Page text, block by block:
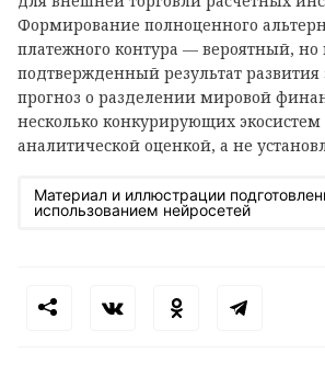
Формирование полноценного
платежного контура — вероятный, но
подтвержденный результат
прогноз о разделении мировой
несколько конкурирующих экосистем
аналитической оценкой, а не
Материал и иллюстрации
использованием нейросетей